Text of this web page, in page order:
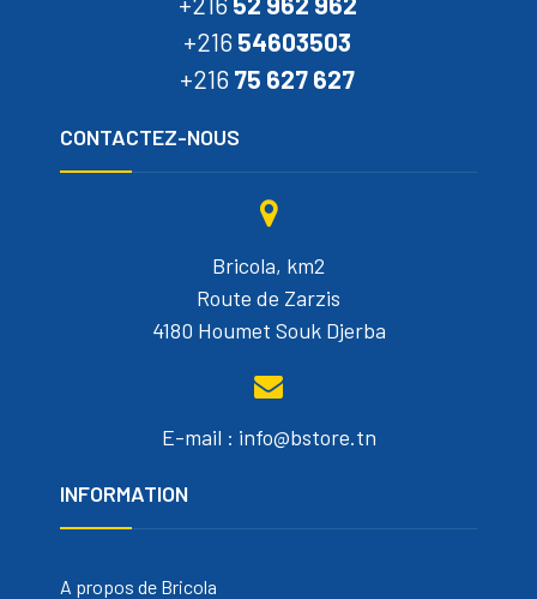
+216 54603503
+216 75 627 627
CONTACTEZ-NOUS
Bricola, km2
Route de Zarzis
4180 Houmet Souk Djerba
E-mail : info@bstore.tn
INFORMATION
A propos de Bricola